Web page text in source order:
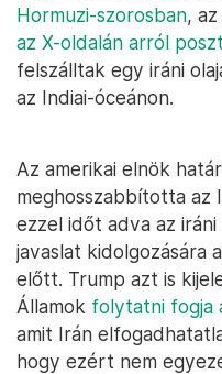
Hormuzi-szorosban,
az X-oldalán arról
felszálltak egy iráni
az Indiai-óceánon.
Az amerikai elnök
meghosszabbította
ezzel időt adva az
javaslat kidolgozására
előtt. Trump azt is
Államok folytatni fogja
amit Irán
hogy ezért nem